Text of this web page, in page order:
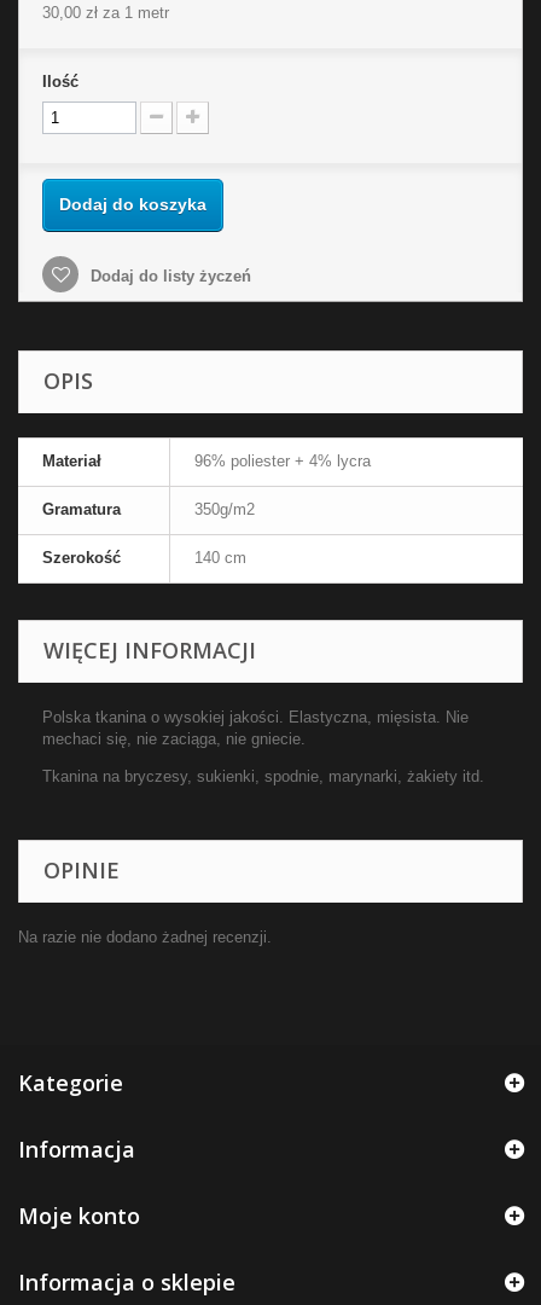
30,00 zł za 1 metr
Ilość
Dodaj do koszyka
Dodaj do listy życzeń
OPIS
Materiał 96% poliester + 4% lycra
Gramatura 350g/m2
Szerokość 140 cm
WIĘCEJ INFORMACJI
Polska tkanina o wysokiej jakości. Elastyczna, mięsista. Nie
mechaci się, nie zaciąga, nie gniecie.
Tkanina na bryczesy, sukienki, spodnie, marynarki, żakiety itd.
OPINIE
Na razie nie dodano żadnej recenzji.
Kategorie
Informacja
Moje konto
Informacja o sklepie